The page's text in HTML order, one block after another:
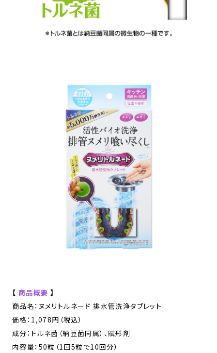
【 商品概要 】
商品名：ヌメリトルネード 排水管洗浄タブレット
価格：1,078円（税込）
成分：トルネ菌（納豆菌同属）、賦形剤
内容量：50粒（1回5粒で10回分）